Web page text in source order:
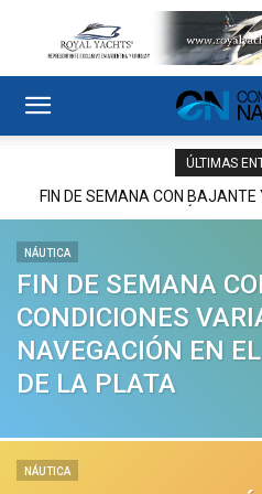
ÚLTIMAS
FIN DE SEMANA CON BAJANTE
NÁUTICA
FIN DE SEMANA
CONDICIONES
NAVEGACIÓN EN
DE LA PLATA
NÁUTICA